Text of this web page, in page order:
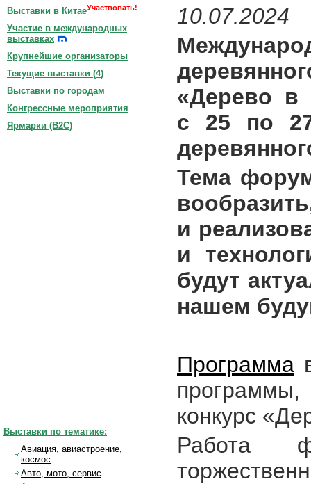
10.07.2024
«Дерево в
с 25 по
Тема
и
и
будут
нашем
Программа
конкурс
Работа
Выставки в КитаеУчаствовать!
Участие в международных
выставках
Крупнейшие организаторы
Текущие выставки (4)
Выставки по городам
Конгрессные мероприятия
Ярмарки (B2C)
Выставки по тематике:
Авиация, авиастроение,
космос
Авто, мото, сервис